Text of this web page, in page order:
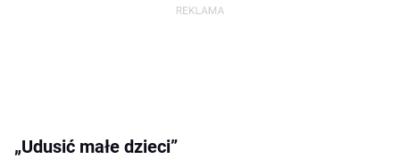
„Udusić małe dzieci”